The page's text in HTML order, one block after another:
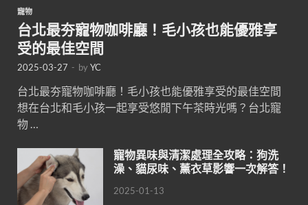
寵物
台北最夯寵物咖啡廳！毛小孩也能優雅享
受的最佳空間
2025-03-27 - byYC
台北最夯寵物咖啡廳！毛小孩也能優雅享受的最佳空間
想在台北和毛小孩一起享受悠閒下午茶時光嗎？台北寵
物 …
寵物異味與清潔處理全攻略：狗洗
澡、貓尿味、薰衣草影響一次解答！
2025-01-13